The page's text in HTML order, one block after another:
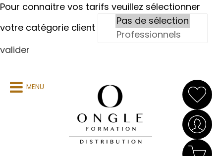
Pour connaitre vos tarifs veuillez sélectionner
votre catégorie client
valider
MENU